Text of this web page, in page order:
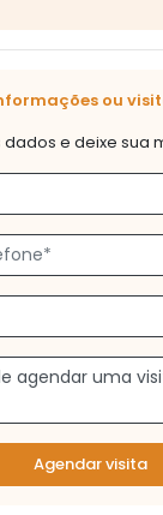
ou
dados e deixe sua
Agendar visita